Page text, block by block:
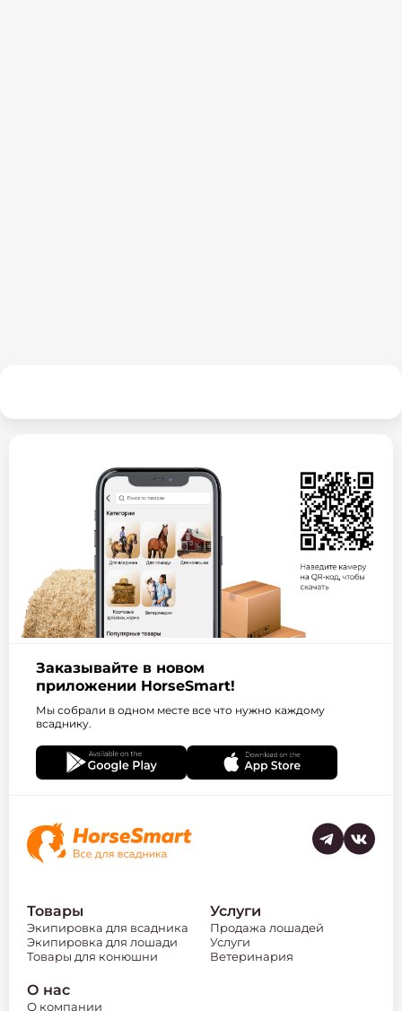
Заказывайте в новом
приложении HorseSmart!
Мы собрали в одном месте все что нужно каждому
всаднику.
Товары
Экипировка для всадника
Экипировка для лошади
Товары для конюшни
Услуги
Продажа лошадей
Услуги
Ветеринария
О нас
О компании